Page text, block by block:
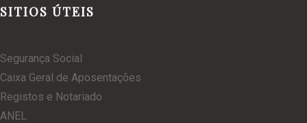
SITIOS ÚTEIS
Segurança Social
Caixa Geral de Aposentações
Registos e Notariado
ANEL